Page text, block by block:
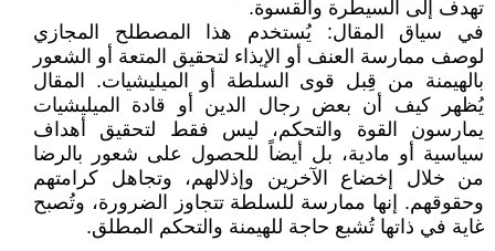
تهدف إلى السيطرة والقسوة.
في سياق المقال: يُستخدم هذا المصطلح المجازي
لوصف ممارسة العنف أو الإيذاء لتحقيق المتعة أو الشعور
بالهيمنة من قِبل قوى السلطة أو الميليشيات. المقال
يُظهر كيف أن بعض رجال الدين أو قادة الميليشيات
يمارسون القوة والتحكم، ليس فقط لتحقيق أهداف
سياسية أو مادية، بل أيضاً للحصول على شعور بالرضا
من خلال إخضاع الآخرين وإذلالهم، وتجاهل كرامتهم
وحقوقهم. إنها ممارسة للسلطة تتجاوز الضرورة، وتُصبح
غاية في ذاتها تُشبع حاجة للهيمنة والتحكم المطلق.